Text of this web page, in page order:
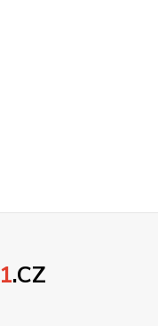
1.CZ